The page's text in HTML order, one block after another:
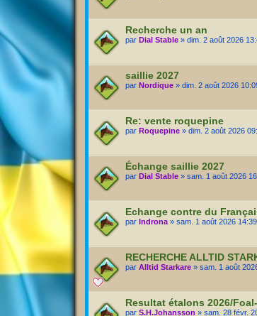
Recherche un an
par Dial Stable » dim. 2 août 2026
saillie 2027
par Nordique » dim. 2 août 2026
Re: vente roquepine
par Roquepine » dim. 2 août 2026
Échange saillie 2027
par Dial Stable » sam. 1 août 2026
Echange contre du
par Indrona » sam. 1 août 2026
RECHERCHE ALLTID
par Alltid Starkare » sam. 1 août
Resultat étalons 2026/
par S.H.Johansson » sam. 28 févr.